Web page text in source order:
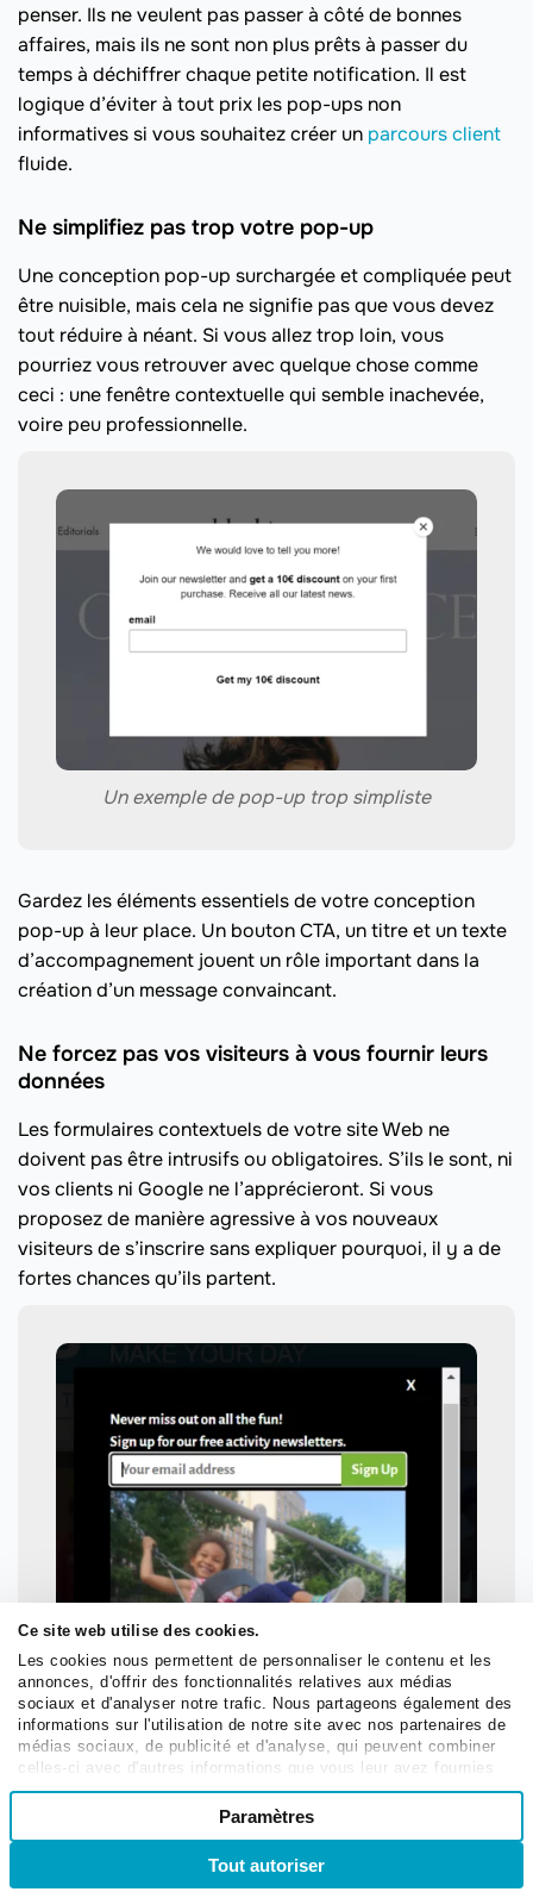
Ce site web utilise des cookies.
Les cookies nous permettent de personnaliser le contenu et les
annonces, d'offrir des fonctionnalités relatives aux médias
sociaux et d'analyser notre trafic. Nous partageons également des
informations sur l'utilisation de notre site avec nos partenaires de
médias sociaux, de publicité et d'analyse, qui peuvent combiner
celles-ci avec d'autres informations que vous leur avez fournies
ou qu'ils ont collectées lors de votre utilisation de leurs services.
Sélection
consentement
Préférences
Paramètres
Tout autoriser
penser. Ils ne veulent pas passer à côté de bonnes
affaires, mais ils ne sont non plus prêts à passer du
temps à déchiffrer chaque petite notification. Il est
logique d’éviter à tout prix les pop-ups non
informatives si vous souhaitez créer un parcours client
fluide.
Ne simplifiez pas trop votre pop-up
Une conception pop-up surchargée et compliquée peut
être nuisible, mais cela ne signifie pas que vous devez
tout réduire à néant. Si vous allez trop loin, vous
pourriez vous retrouver avec quelque chose comme
ceci : une fenêtre contextuelle qui semble inachevée,
voire peu professionnelle.
Un exemple de pop-up trop simpliste
Gardez les éléments essentiels de votre conception
pop-up à leur place. Un bouton CTA, un titre et un texte
d’accompagnement jouent un rôle important dans la
création d’un message convaincant.
Ne forcez pas vos visiteurs à vous fournir leurs
données
Les formulaires contextuels de votre site Web ne
doivent pas être intrusifs ou obligatoires. S’ils le sont, ni
vos clients ni Google ne l’apprécieront. Si vous
proposez de manière agressive à vos nouveaux
visiteurs de s’inscrire sans expliquer pourquoi, il y a de
fortes chances qu’ils partent.